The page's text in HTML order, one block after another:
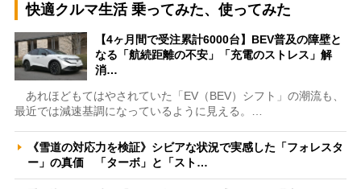
快適クルマ生活 乗ってみた、使ってみた
【4ヶ月間で受注累計6000台】BEV普及の障壁と
なる「航続距離の不安」「充電のストレス」解
消…
あれほどもてはやされていた「EV（BEV）シフト」の潮流も、
最近では減速基調になっているように見える。…
《雪道の対応力を検証》シビアな状況で実感した「フォレスタ
ー」の真価 「ターボ」と「スト…